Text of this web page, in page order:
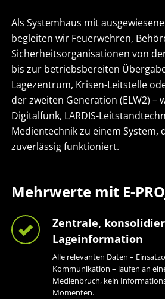
Als Systemhaus mit
begleiten wir Feuerwehren,
Sicherheitsorganisationen von
bis zur betriebsbereiten
Lagezentrum, Krisen-Leitstelle
der zweiten Generation (ELW2) –
Digitalfunk, LARDIS-
Medientechnik zu einem System,
zuverlässig funktioniert.
Mehrwerte mit E-
Zentrale,
Lageinformation
Alle relevanten Daten –
Kommunikation – laufen an
Medienbruch, kein
Momenten.